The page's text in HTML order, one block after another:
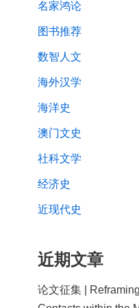
名家鸿论
图书推荐
数智人文
海外汉学
海洋史
澳门文史
社科文学
经济史
近现代史
近期文章
论文征集 |